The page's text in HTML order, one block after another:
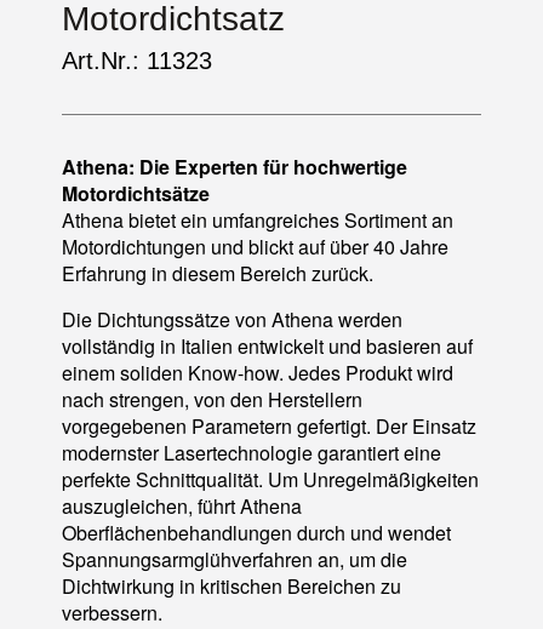
Motordichtsatz
Art.Nr.: 11323
Athena: Die Experten für hochwertige
Motordichtsätze
Athena bietet ein umfangreiches Sortiment an
Motordichtungen und blickt auf über 40 Jahre
Erfahrung in diesem Bereich zurück.
Die Dichtungssätze von Athena werden
vollständig in Italien entwickelt und basieren auf
einem soliden Know-how. Jedes Produkt wird
nach strengen, von den Herstellern
vorgegebenen Parametern gefertigt. Der Einsatz
modernster Lasertechnologie garantiert eine
perfekte Schnittqualität. Um Unregelmäßigkeiten
auszugleichen, führt Athena
Oberflächenbehandlungen durch und wendet
Spannungsarmglühverfahren an, um die
Dichtwirkung in kritischen Bereichen zu
verbessern.